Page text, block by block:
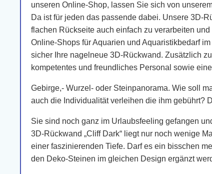
unseren Online-Shop, lassen Sie sich von
Da ist für jeden das passende dabei. Unsere 3D-
flachen Rückseite auch einfach zu verarbeiten
Online-Shops für Aquarien und Aquaristikbedarf
sicher Ihre nagelneue 3D-Rückwand. Zusätzlich
kompetentes und freundliches Personal sowie
Gebirge,- Wurzel- oder Steinpanorama. Wie soll
auch die Individualität verleihen die ihm gebührt?
Sie sind noch ganz im Urlaubsfeeling gefangen
3D-Rückwand „Cliff Dark“ liegt nur noch wenige
einer faszinierenden Tiefe. Darf es ein bisschen
den Deko-Steinen im gleichen Design ergänzt